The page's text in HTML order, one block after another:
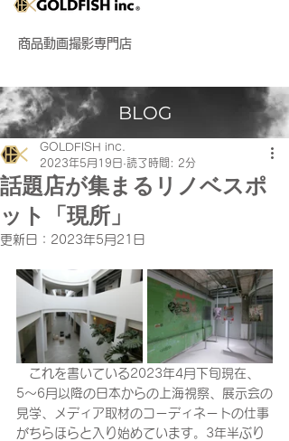
商品動画撮影専門店
BLOG
話題店が集まるリノベスポ
ット「現所」
GOLDFISH inc.
2023年5月19日 読了時間: 2分
更新日： 2023年5月21日
これを書いている2023年4月下旬現在、
5〜6月以降の日本からの上海視察、展示会の
見学、メディア取材のコーディネートの仕事
がちらほらと入り始めています。3年半ぶり